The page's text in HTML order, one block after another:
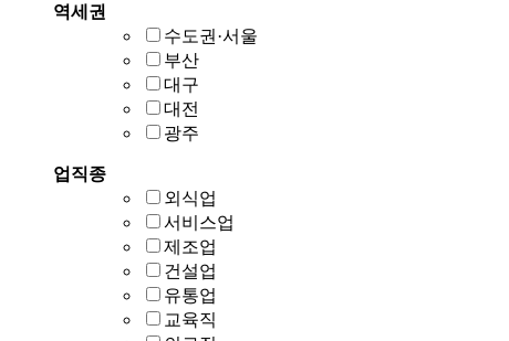
역세권
수도권·서울
부산
대구
대전
광주
업직종
외식업
서비스업
제조업
건설업
유통업
교육직